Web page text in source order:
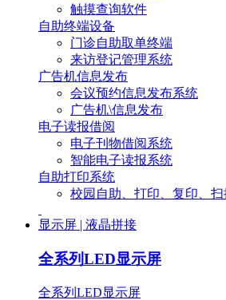
触摸查询软件
自助终端设备
门诊自助取单终端
来访登记管理系统
广告机信息发布
会议预约信息发布系统
广告机\信息发布
电子读报借阅
电子刊物借阅系统
智能电子读报系统
自助打印系统
校园自助、打印、复印、
显示屏 | 液晶拼接
全系列LED显示屏
全系列LED显示屏